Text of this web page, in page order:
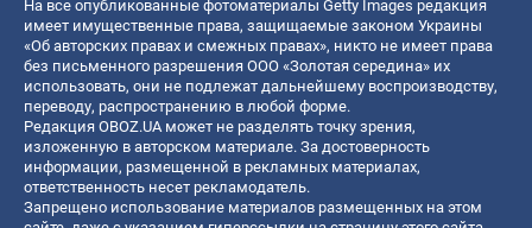
На все опубликованные фотоматериалы Getty Images редакция
имеет имущественные права, защищаемые законом Украины
«Об авторских правах и смежных правах», никто не имеет права
без письменного разрешения ООО «Золотая середина» их
использовать, они не подлежат дальнейшему воспроизводству,
переводу, распространению в любой форме.
Редакция OBOZ.UA может не разделять точку зрения,
изложенную в авторском материале. За достоверность
информации, размещенной в рекламных материалах,
ответственность несет рекламодатель.
Запрещено использование материалов размещенных на этом